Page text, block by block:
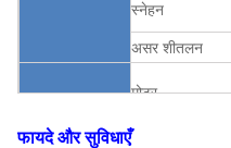
स्नेहन
असर शीतलन
मोटर
फायदे और सुविधाएँ